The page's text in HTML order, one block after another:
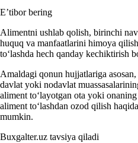
E’tibor bering
Alimentni ushlab qolish, birinchi
huquq va manfaatlarini himoya
toʻlashda hech qanday kechiktirish
Amaldagi qonun hujjatlariga
davlat yoki nodavlat
aliment toʻlayotgan ota yoki
aliment toʻlashdan ozod qilish
mumkin.
Buxgalter.uz tavsiya qiladi